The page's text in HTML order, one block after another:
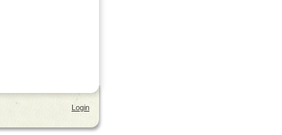
Login